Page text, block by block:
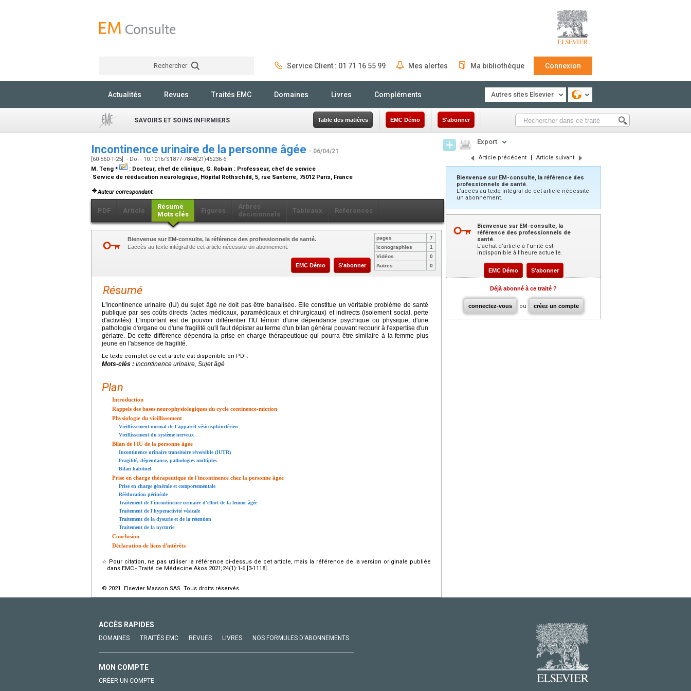
Rechercher Service Client : 01 71 16 55 99 Mes alertes Ma bibliothèque Connexion
Actualités Revues Traités EMC Domaines Livres Compléments Autres sites Elsevier
SAVOIRS ET SOINS INFIRMIERS Table des matières EMC Démo S'abonner
Incontinence urinaire de la personne âgée - 06/04/21
[60-560-T-25] - Doi : 10.1016/S1877-7848(21)45236-6
M. Teng ⁎ : Docteur, chef de clinique, G. Robain : Professeur, chef de service
Service de rééducation neurologique, Hôpital Rothschild, 5, rue Santerre, 75012 Paris, France
Auteur correspondant.
PDF Article
Résumé
Mots clés
Figures
Arbres
décisionnels
Tableaux Références
Bienvenue sur EM-consulte, la référence des professionnels de santé.
L’accès au texte intégral de cet article nécessite un abonnement.
EMC Démo S'abonner
pages
7
Iconographies
1
Vidéos
0
Autres
0
Résumé
L'incontinence urinaire (IU) du sujet âgé ne doit pas être banalisée. Elle constitue un véritable problème de santé
publique par ses coûts directs (actes médicaux, paramédicaux et chirurgicaux) et indirects (isolement social, perte
d'activités). L'important est de pouvoir différentier l'IU témoin d'une dépendance psychique ou physique, d'une
pathologie d'organe ou d'une fragilité qu'il faut dépister au terme d'un bilan général pouvant recourir à l'expertise d'un
gériatre. De cette différence dépendra la prise en charge thérapeutique qui pourra être similaire à la femme plus
jeune en l'absence de fragilité.
Le texte complet de cet article est disponible en PDF.
Mots-clés : Incontinence urinaire, Sujet âgé
Plan
Introduction
Rappels des bases neurophysiologiques du cycle continence-miction
Physiologie du vieillissement
Vieillissement normal de l'appareil vésicosphinctérien
Vieillissement du système nerveux
Bilan de l'IU de la personne âgée
Incontinence urinaire transitoire réversible (IUTR)
Fragilité, dépendance, pathologies multiples
Bilan habituel
Prise en charge thérapeutique de l'incontinence chez la personne âgée
Prise en charge générale et comportementale
Rééducation périnéale
Traitement de l'incontinence urinaire d'effort de la femme âgée
Traitement de l'hyperactivité vésicale
Traitement de la dysurie et de la rétention
Traitement de la nycturie
Conclusion
Déclaration de liens d'intérêts
☆ Pour citation, ne pas utiliser la référence ci-dessus de cet article, mais la référence de la version originale publiée
dans EMC - Traité de Médecine Akos 2021;24(1):1-6 [3-1118].
© 2021 Elsevier Masson SAS. Tous droits réservés.
Export
Article précédent | Article suivant
Bienvenue sur EM-consulte, la référence des
professionnels de santé.
L’accès au texte intégral de cet article nécessite
un abonnement.
Bienvenue sur EM-consulte, la
référence des professionnels de
santé.
L’achat d’article à l’unité est
indisponible à l’heure actuelle.
EMC Démo S'abonner
Déjà abonné à ce traité ?
connectez-vous ou créez un compte
ACCÈS RAPIDES
DOMAINES TRAITÉS EMC REVUES LIVRES NOS FORMULES D'ABONNEMENTS
MON COMPTE
CRÉER UN COMPTE